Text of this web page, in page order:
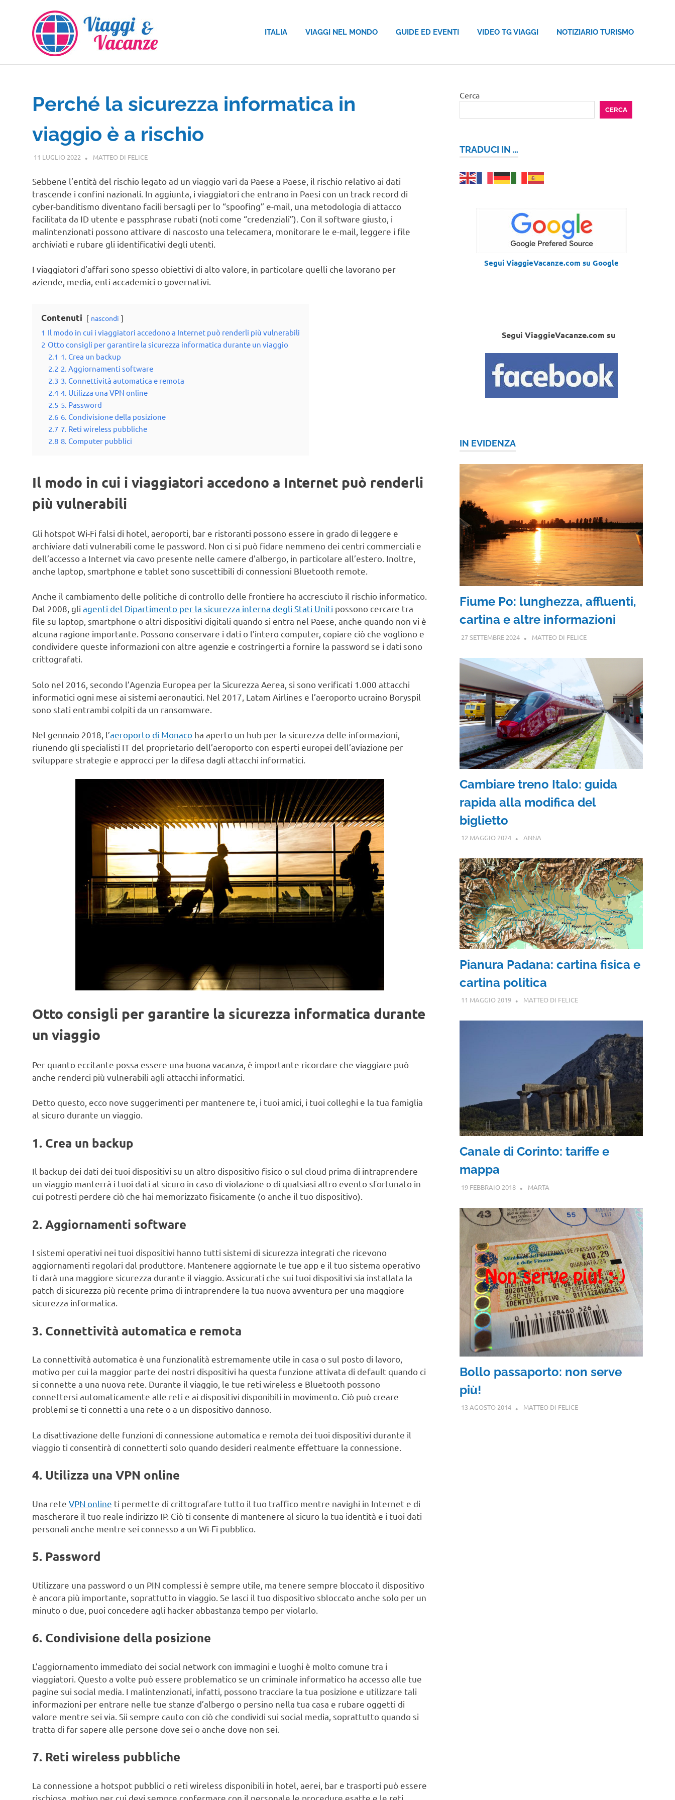
contenuto
ITALIA VIAGGI NEL MONDO GUIDE ED EVENTI VIDEO TG VIAGGI NOTIZIARIO TURISMO
Perché la sicurezza informatica in
viaggio è a rischio
11 LUGLIO 2022 MATTEO DI FELICENOTIZIE VIAGGI
Sebbene l’entità del rischio legato ad un viaggio vari da Paese a Paese, il rischio relativo ai dati
trascende i confini nazionali. In aggiunta, i viaggiatori che entrano in Paesi con un track record di
cyber-banditismo diventano facili bersagli per lo “spoofing” e-mail, una metodologia di attacco
facilitata da ID utente e passphrase rubati (noti come “credenziali”). Con il software giusto, i
malintenzionati possono attivare di nascosto una telecamera, monitorare le e-mail, leggere i file
archiviati e rubare gli identificativi degli utenti.
I viaggiatori d’affari sono spesso obiettivi di alto valore, in particolare quelli che lavorano per
aziende, media, enti accademici o governativi.
Contenuti nascondi
1 Il modo in cui i viaggiatori accedono a Internet può renderli più vulnerabili
2 Otto consigli per garantire la sicurezza informatica durante un viaggio
2.1 1. Crea un backup
2.2 2. Aggiornamenti software
2.3 3. Connettività automatica e remota
2.4 4. Utilizza una VPN online
2.5 5. Password
2.6 6. Condivisione della posizione
2.7 7. Reti wireless pubbliche
2.8 8. Computer pubblici
Il modo in cui i viaggiatori accedono a Internet può renderli
più vulnerabili
Gli hotspot Wi-Fi falsi di hotel, aeroporti, bar e ristoranti possono essere in grado di leggere e
archiviare dati vulnerabili come le password. Non ci si può fidare nemmeno dei centri commerciali e
dell’accesso a Internet via cavo presente nelle camere d’albergo, in particolare all’estero. Inoltre,
anche laptop, smartphone e tablet sono suscettibili di connessioni Bluetooth remote.
Anche il cambiamento delle politiche di controllo delle frontiere ha accresciuto il rischio informatico.
Dal 2008, gli agenti del Dipartimento per la sicurezza interna degli Stati Uniti possono cercare tra
file su laptop, smartphone o altri dispositivi digitali quando si entra nel Paese, anche quando non vi è
alcuna ragione importante. Possono conservare i dati o l’intero computer, copiare ciò che vogliono e
condividere queste informazioni con altre agenzie e costringerti a fornire la password se i dati sono
crittografati.
Solo nel 2016, secondo l’Agenzia Europea per la Sicurezza Aerea, si sono verificati 1.000 attacchi
informatici ogni mese ai sistemi aeronautici. Nel 2017, Latam Airlines e l’aeroporto ucraino Boryspil
sono stati entrambi colpiti da un ransomware.
Nel gennaio 2018, l’aeroporto di Monaco ha aperto un hub per la sicurezza delle informazioni,
riunendo gli specialisti IT del proprietario dell’aeroporto con esperti europei dell’aviazione per
sviluppare strategie e approcci per la difesa dagli attacchi informatici.
Otto consigli per garantire la sicurezza informatica durante
un viaggio
Per quanto eccitante possa essere una buona vacanza, è importante ricordare che viaggiare può
anche renderci più vulnerabili agli attacchi informatici.
Detto questo, ecco nove suggerimenti per mantenere te, i tuoi amici, i tuoi colleghi e la tua famiglia
al sicuro durante un viaggio.
1. Crea un backup
Il backup dei dati dei tuoi dispositivi su un altro dispositivo fisico o sul cloud prima di intraprendere
un viaggio manterrà i tuoi dati al sicuro in caso di violazione o di qualsiasi altro evento sfortunato in
cui potresti perdere ciò che hai memorizzato fisicamente (o anche il tuo dispositivo).
2. Aggiornamenti software
I sistemi operativi nei tuoi dispositivi hanno tutti sistemi di sicurezza integrati che ricevono
aggiornamenti regolari dal produttore. Mantenere aggiornate le tue app e il tuo sistema operativo
ti darà una maggiore sicurezza durante il viaggio. Assicurati che sui tuoi dispositivi sia installata la
patch di sicurezza più recente prima di intraprendere la tua nuova avventura per una maggiore
sicurezza informatica.
3. Connettività automatica e remota
La connettività automatica è una funzionalità estremamente utile in casa o sul posto di lavoro,
motivo per cui la maggior parte dei nostri dispositivi ha questa funzione attivata di default quando ci
si connette a una nuova rete. Durante il viaggio, le tue reti wireless e Bluetooth possono
connettersi automaticamente alle reti e ai dispositivi disponibili in movimento. Ciò può creare
problemi se ti connetti a una rete o a un dispositivo dannoso.
La disattivazione delle funzioni di connessione automatica e remota dei tuoi dispositivi durante il
viaggio ti consentirà di connetterti solo quando desideri realmente effettuare la connessione.
4. Utilizza una VPN online
Una rete VPN online ti permette di crittografare tutto il tuo traffico mentre navighi in Internet e di
mascherare il tuo reale indirizzo IP. Ciò ti consente di mantenere al sicuro la tua identità e i tuoi dati
personali anche mentre sei connesso a un Wi-Fi pubblico.
5. Password
Utilizzare una password o un PIN complessi è sempre utile, ma tenere sempre bloccato il dispositivo
è ancora più importante, soprattutto in viaggio. Se lasci il tuo dispositivo sbloccato anche solo per un
minuto o due, puoi concedere agli hacker abbastanza tempo per violarlo.
6. Condivisione della posizione
L’aggiornamento immediato dei social network con immagini e luoghi è molto comune tra i
viaggiatori. Questo a volte può essere problematico se un criminale informatico ha accesso alle tue
pagine sui social media. I malintenzionati, infatti, possono tracciare la tua posizione e utilizzare tali
informazioni per entrare nelle tue stanze d’albergo o persino nella tua casa e rubare oggetti di
valore mentre sei via. Sii sempre cauto con ciò che condividi sui social media, soprattutto quando si
tratta di far sapere alle persone dove sei o anche dove non sei.
7. Reti wireless pubbliche
La connessione a hotspot pubblici o reti wireless disponibili in hotel, aerei, bar e trasporti può essere
rischiosa, motivo per cui devi sempre confermare con il personale le procedure esatte e le reti
Cerca
CERCA
TRADUCI IN …
Segui ViaggieVacanze.com su Google
Segui ViaggieVacanze.com su
IN EVIDENZA
Fiume Po: lunghezza, affluenti,
cartina e altre informazioni
27 SETTEMBRE 2024 MATTEO DI FELICE
Cambiare treno Italo: guida
rapida alla modifica del
biglietto
12 MAGGIO 2024 ANNA
Pianura Padana: cartina fisica e
cartina politica
11 MAGGIO 2019 MATTEO DI FELICE
Canale di Corinto: tariffe e
mappa
19 FEBBRAIO 2018 MARTA
Bollo passaporto: non serve
più!
13 AGOSTO 2014 MATTEO DI FELICE